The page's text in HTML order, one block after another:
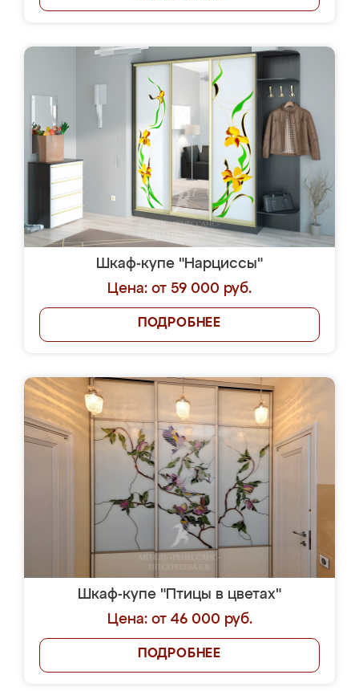
Шкаф-купе "Нарциссы"
Цена: от 59 000 руб.
ПОДРОБНЕЕ
Шкаф-купе "Птицы в цветах"
Цена: от 46 000 руб.
ПОДРОБНЕЕ